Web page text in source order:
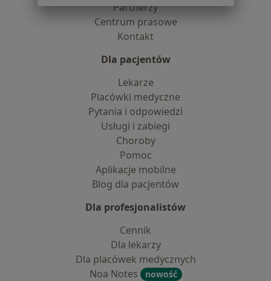
Partnerzy
Centrum prasowe
Kontakt
Dla pacjentów
Lekarze
Placówki medyczne
Pytania i odpowiedzi
Usługi i zabiegi
Choroby
Pomoc
Aplikacje mobilne
Blog dla pacjentów
Dla profesjonalistów
Cennik
Dla lekarzy
Dla placówek medycznych
Noa Notes
nowość